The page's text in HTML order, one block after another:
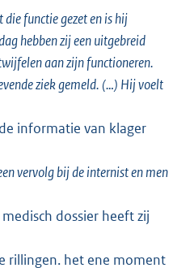
functie gezet en is hij
hebben zij een uitgebreid
aan zijn functioneren.
ziek gemeld. (…) Hij voelt
informatie van klager
vervolg bij de internist en men
dossier heeft zij
rillingen. het ene moment